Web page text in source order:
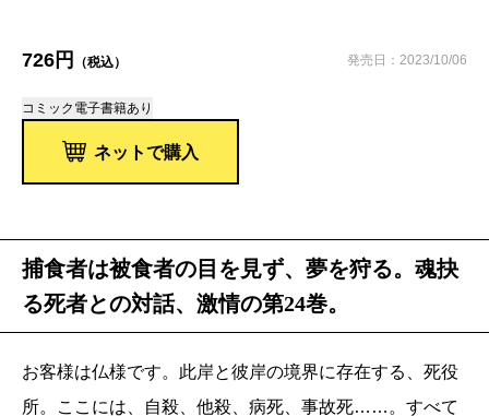
726円 （税込） 発売日：2023/10/06
コミック 電子書籍あり
ネットで購入
捕食者は被食者の目を見ず、夢を狩る。魂抉
る死者との対話、激情の第24巻。
お客様は仏様です。此岸と彼岸の境界に存在する、死役
所。ここには、自殺、他殺、病死、事故死……。すべて